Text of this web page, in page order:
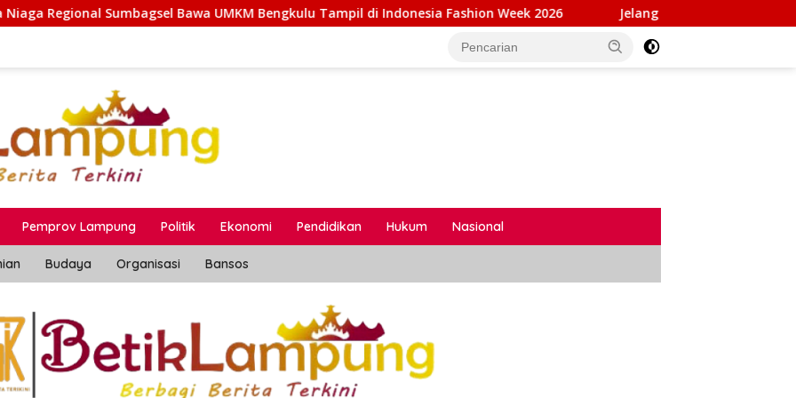
Bawa UMKM Bengkulu Tampil di Indonesia Fashion Week 2026 Jelang HUT Ke-81 RI, Rutan Sukadana Matangkan
Pemprov Lampung Politik Ekonomi Pendidikan Hukum Nasional
Budaya Organisasi Bansos